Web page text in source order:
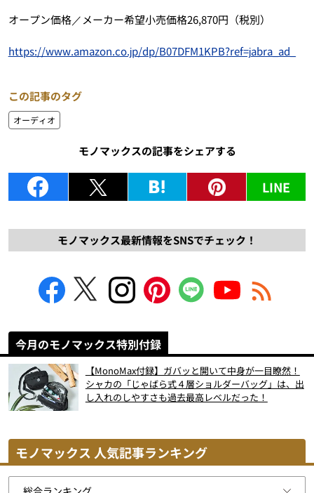
オープン価格／メーカー希望小売価格26,870円（税別）
https://www.amazon.co.jp/dp/B07DFM1KPB?ref=jabra_ad_
この記事のタグ
オーディオ
モノマックスの記事をシェアする
LINE
モノマックス最新情報をSNSでチェック！
今月のモノマックス特別付録
【MonoMax付録】ガバッと開いて中身が一目瞭然！
シャカの「じゃばら式４層ショルダーバッグ」は、出
し入れのしやすさも過去最高レベルだった！
モノマックス 人気記事ランキング